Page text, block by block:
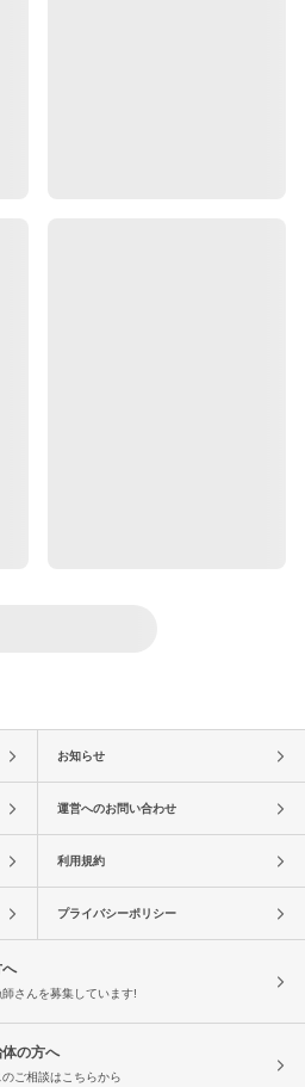
お知らせ
運営へのお問い合わせ
利用規約
プライバシーポリシー
さんを募集しています!
の方へ
ご相談はこちらから